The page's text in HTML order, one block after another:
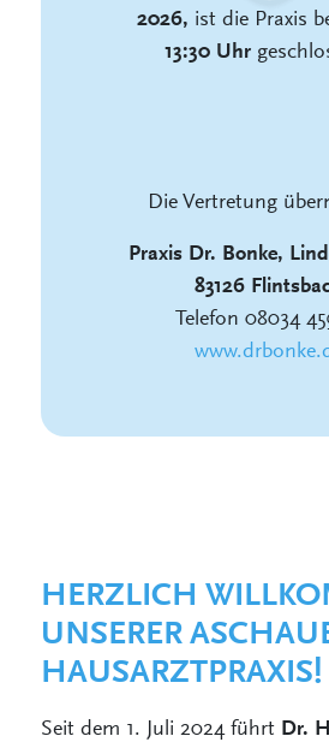
2026, ist die Praxis
13:30 Uhr
Die Vertretung
Praxis Dr. Bonke,
83126
Telefon 08034
HERZLICH
UNSERER
HAUSARZTPRAXIS!
Seit dem 1. Juli 2024 führt Dr.